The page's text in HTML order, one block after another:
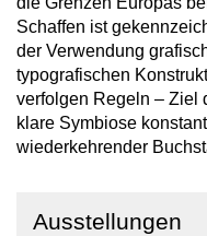
Schaffen ist
der Verwendung
typografischen
verfolgen Regeln – Ziel
klare Symbiose
wiederkehrender
Ausstellungen